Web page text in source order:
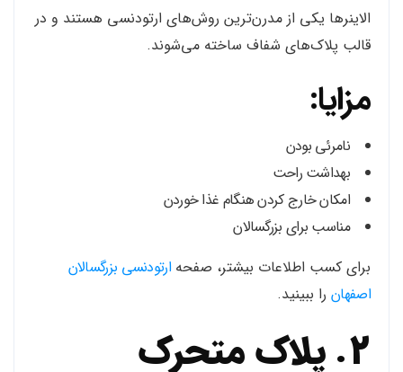
الاینرها یکی از مدرن‌ترین روش‌های ارتودنسی هستند و در
قالب پلاک‌های شفاف ساخته می‌شوند.
مزایا:
نامرئی بودن
بهداشت راحت
امکان خارج کردن هنگام غذا خوردن
مناسب برای بزرگسالان
برای کسب اطلاعات بیشتر، صفحهارتودنسی بزرگسالان
اصفهانرا ببینید.
2. پلاک متحرک